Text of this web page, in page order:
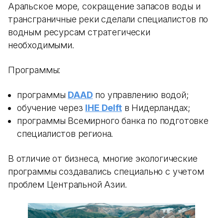
Аральское море, сокращение запасов воды и
трансграничные реки сделали специалистов по
водным ресурсам стратегически
необходимыми.
Программы:
программы DAAD по управлению водой;
обучение через IHE Delftв Нидерландах;
программы Всемирного банка по подготовке
специалистов региона.
В отличие от бизнеса, многие экологические
программы создавались специально с учетом
проблем Центральной Азии.